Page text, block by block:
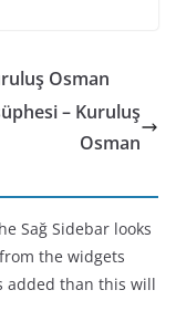
Osman
– Kuruluş
Osman
Sağ Sidebar looks
the widgets
added than this will